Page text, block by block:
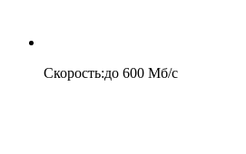
Скорость:до 600 Мб/c